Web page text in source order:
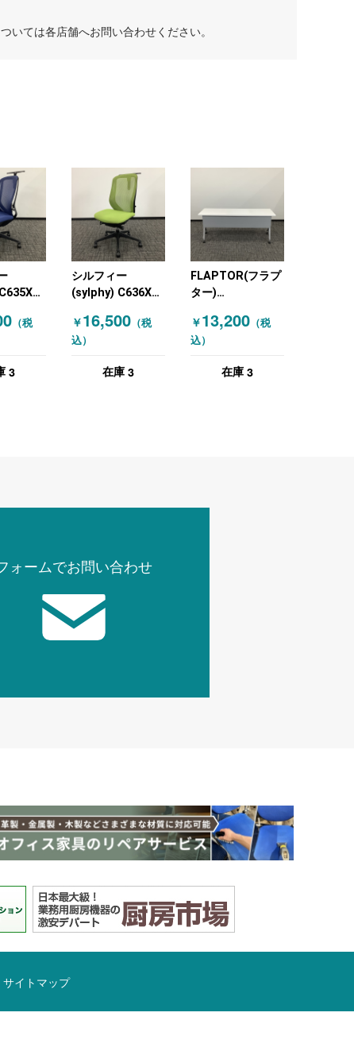
いては各店舗へお問い合わせください。
肘無
ンガー
（税
3
シルフィー
(sylphy) C636XR
(OKAMURA) 肘無
しチェア 汚れアリ
グリーン
￥16,500（税
込）
在庫 3
FLAPTOR(フラプ
ター)
カムラ
(OKAMURA) スタ
ホワイト
￥13,200（税
込）
在庫 3
ォームでお問い合わせ
サイトマップ